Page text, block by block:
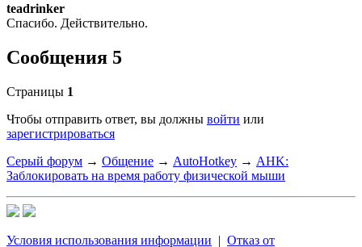
teadrinker
Спасибо. Действительно.
Сообщения 5
Страницы 1
Чтобы отправить ответ, вы должны войти или
зарегистрироваться
Серый форум → Общение → AutoHotkey → AHK:
Заблокировать на время работу физической мыши
Условия использования информации | Отказ от